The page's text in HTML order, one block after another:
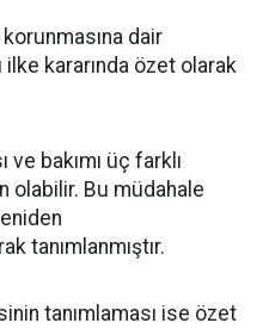
korunmasına dair
kararında özet olarak
ve bakımı üç farklı
olabilir. Bu müdahale
tanımlanmıştır.
tanımlaması ise özet